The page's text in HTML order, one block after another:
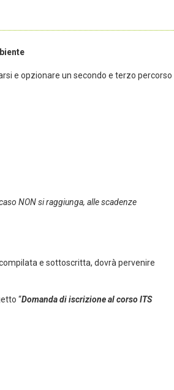
e opzionare un secondo e terzo percorso
NON si raggiunga, alle scadenze
e sottoscritta, dovrà pervenire
“Domanda di iscrizione al corso ITS